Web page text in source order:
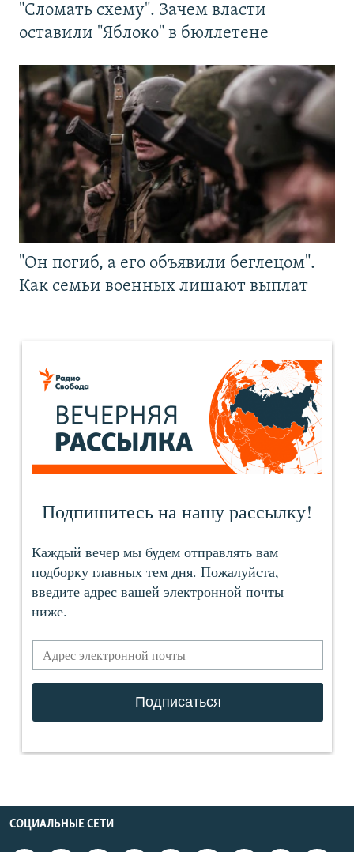
"Сломать схему". Зачем власти
оставили "Яблоко" в бюллетене
"Он погиб, а его объявили беглецом".
Как семьи военных лишают выплат
СОЦИАЛЬНЫЕ СЕТИ